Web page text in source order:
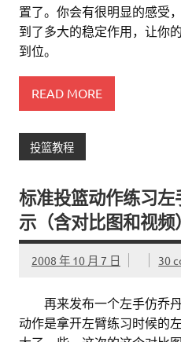
置了。你会有很明显的感受
到了多大的稳定作用，让你
到位。
READ MORE
投篮教程
标准投篮动作练习
示（含对比图和视频）
2008 年 10 月 7 日 30
再来发布一个左手仿乔
动作是拿开左臂练习时候的